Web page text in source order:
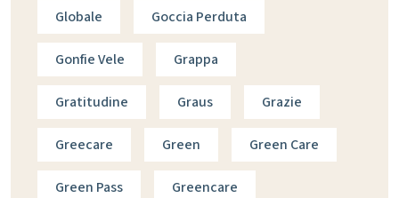
Globale Goccia Perduta
Gonfie Vele Grappa
Gratitudine Graus Grazie
Greecare Green Green Care
Green Pass Greencare